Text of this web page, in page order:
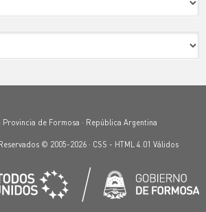
de Formosa · República Argentina
© 2005-2026 · CSS - HTML 4.01 Válidos